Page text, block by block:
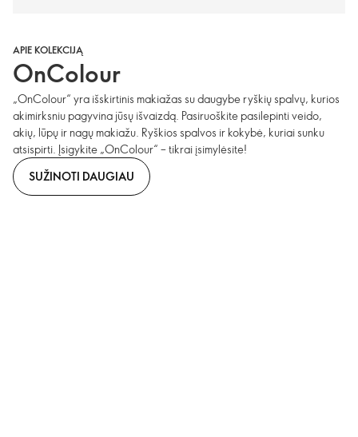
APIE KOLEKCIJĄ
OnColour
„OnColour“ yra išskirtinis makiažas su daugybe ryškių spalvų, kurios
akimirksniu pagyvina jūsų išvaizdą. Pasiruoškite pasilepinti veido,
akių, lūpų ir nagų makiažu. Ryškios spalvos ir kokybė, kuriai sunku
atsispirti. Įsigykite „OnColour“ – tikrai įsimylėsite!
SUŽINOTI DAUGIAU